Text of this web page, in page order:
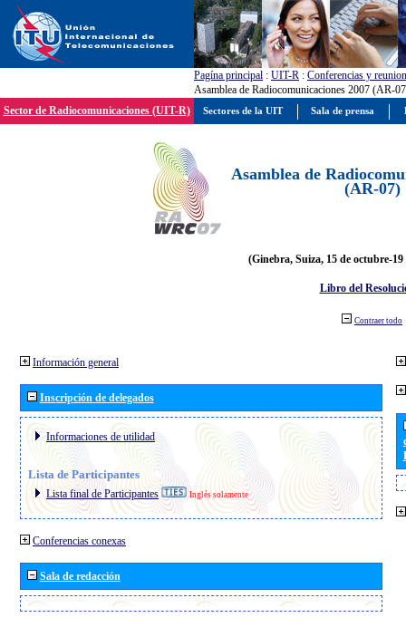
Pagína principal : UIT-R : Conferencias y
Asamblea de Radiocomunicaciones 2007 (AR-
Sector de Radiocomunicaciones (UIT-R)
Asamblea de
(AR-07)
(Ginebra, Suiza, 15 de octubre-19
Libro del
Contraer todo
Información general
Inscripción de delegados
Informaciones de utilidad
Lista de Participantes
Lista final de Participantes Inglés solamente
Conferencias conexas
Sala de redacción
Sectores de la UIT Sala de prensa